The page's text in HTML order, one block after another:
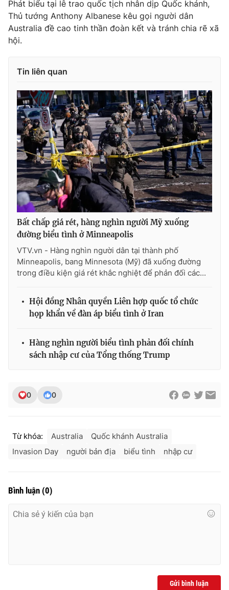
Ðiện thoại Thời báo VTV:024.66 897 897
Email:toasoan@vtv.vn
Liên hệ quảng cáo: 024-7300.7108
® Cấm sao chép dưới mọi hình thức nếu không có sự chấp
thuận bằng văn bản. Ghi rõ nguồn VTV.vn khi phát hành lại
thông tin từ website này.
Phát biểu tại lễ trao quốc tịch nhân dịp Quốc khánh,
Thủ tướng Anthony Albanese kêu gọi người dân
Australia đề cao tinh thần đoàn kết và tránh chia rẽ xã
hội.
Tin liên quan
Bất chấp giá rét, hàng nghìn người Mỹ xuống
đường biểu tình ở Minneapolis
VTV.vn - Hàng nghìn người dân tại thành phố
Minneapolis, bang Minnesota (Mỹ) đã xuống đường
trong điều kiện giá rét khắc nghiệt để phản đối các...
Hội đồng Nhân quyền Liên hợp quốc tổ chức
họp khẩn về đàn áp biểu tình ở Iran
Hàng nghìn người biểu tình phản đối chính
sách nhập cư của Tổng thống Trump
0 0
Từ khóa: Australia
Quốc khánh Australia
Invasion Day
người bản địa biểu tình nhập cư
Bình luận (0)
Gửi bình luận